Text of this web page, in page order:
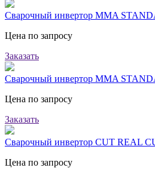
Сварочный инвертор MMA
Цена по запросу
Заказать
Сварочный инвертор MMA
Цена по запросу
Заказать
Сварочный инвертор CUT REAL
Цена по запросу